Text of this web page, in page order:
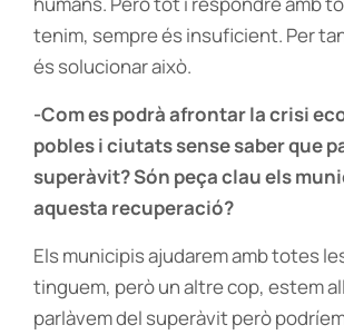
tenim, sempre és insuficient. Per
és solucionar això.
-Com es podrà afrontar la crisi
pobles i ciutats sense saber que
superàvit? Són peça clau els
aquesta recuperació?
Els municipis ajudarem amb totes
tinguem, però un altre cop, estem
parlàvem del superàvit però